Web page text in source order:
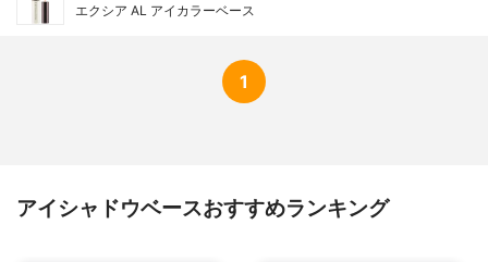
エクシア AL アイカラーベース
1
アイシャドウベースおすすめランキング